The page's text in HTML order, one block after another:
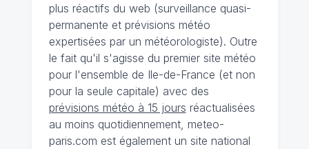
plus réactifs du web (surveillance quasi-
permanente et prévisions météo
expertisées par un météorologiste). Outre
le fait qu'il s'agisse du premier site météo
pour l'ensemble de Ile-de-France (et non
pour la seule capitale) avec des
prévisions météo à 15 jours réactualisées
au moins quotidiennement, meteo-
paris.com est également un site national